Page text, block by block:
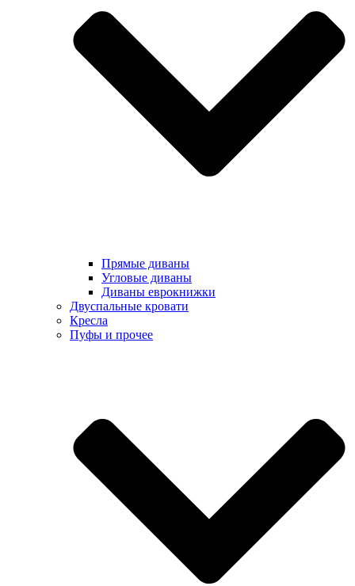
Прямые диваны
Угловые диваны
Диваны еврокнижки
Двуспальные кровати
Кресла
Пуфы и прочее